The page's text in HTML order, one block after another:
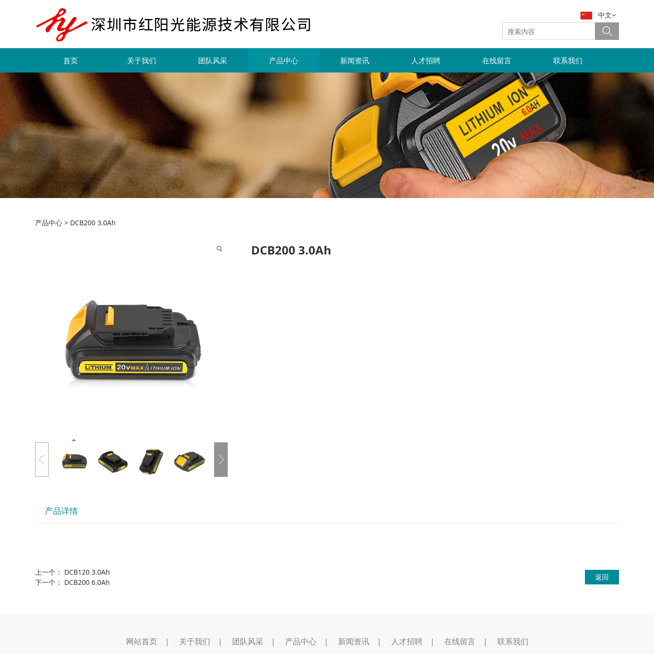
中文
首页 关于我们 团队风采 产品中心 新闻资讯 人才招聘 在线留言 联系我们
产品中心 > DCB200 3.0Ah
DCB200 3.0Ah
产品详情
上一个： DCB120 3.0Ah
下一个： DCB200 6.0Ah
返回
网站首页| 关于我们 | 团队风采| 产品中心| 新闻资讯| 人才招聘| 在线留言 | 联系我们